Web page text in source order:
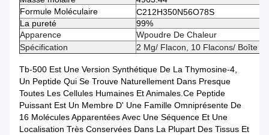
Formule Moléculaire
C212H350N56O78S
La pureté
99%
Apparence
WPoudre De Chaleur
Spécification
2 Mg/ Flacon, 10 Flacons/ Boîte
Tb-500 Est Une Version Synthétique De La Thymosine-4,
Un Peptide Qui Se Trouve Naturellement Dans Presque
Toutes Les Cellules Humaines Et Animales.Ce Peptide
Puissant Est Un Membre D' Une Famille Omniprésente De
16 Molécules Apparentées Avec Une Séquence Et Une
Localisation Très Conservées Dans La Plupart Des Tissus Et